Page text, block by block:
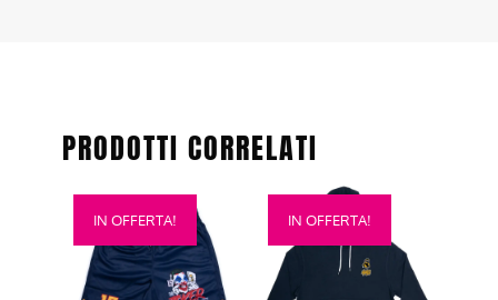
PRODOTTI CORRELATI
IN OFFERTA!
Questo
prodotto
più
IN OFFERTA!
Questo
prodotto
più